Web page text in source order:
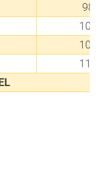
98
102
106
110